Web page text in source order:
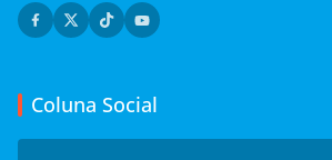
Coluna Social